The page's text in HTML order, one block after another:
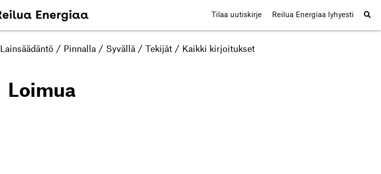
Tilaa uutiskirje Reilua Energiaa lyhyesti
Lainsäädäntö / Pinnalla / Syvällä / Tekijät / Kaikki kirjoitukset
Loimua